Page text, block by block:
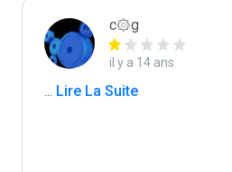
c۞g
il y a 14 ans
... Lire La Suite